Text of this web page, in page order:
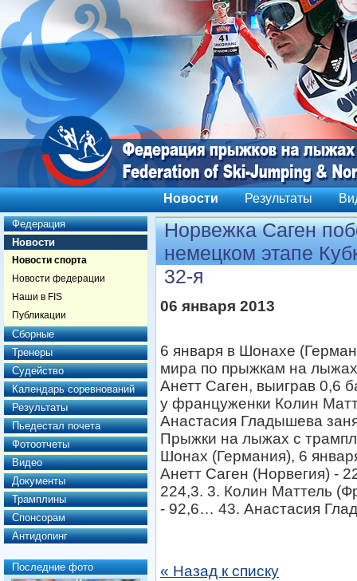
Новости Результаты
Федерация
Новости
Новости спорта
Новости федерации
Наши в FIS
Публикации
Сборные
Тренеры
Судейство
Календарь соревнований
Результаты
Пьедестал почета
Фотоотчеты
Видео
Документы
Трамплины
Спонсорам
Антидопинг
Последние фото
Норвежка Саген
немецком этапе
32-я
06 января 2013
6 января в Шонахе
мира по прыжкам на
Анетт Саген, выиграв 0,6
у француженки Колин
Анастасия Гладышева
Прыжки на лыжах с
Шонах (Германия), 6
Анетт Саген (Норвегия) -
224,3. 3. Колин Маттель
- 92,6… 43. Анастасия
« Назад к списку